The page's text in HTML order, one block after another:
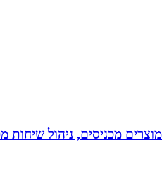
מכניסים, ניהול שיחות